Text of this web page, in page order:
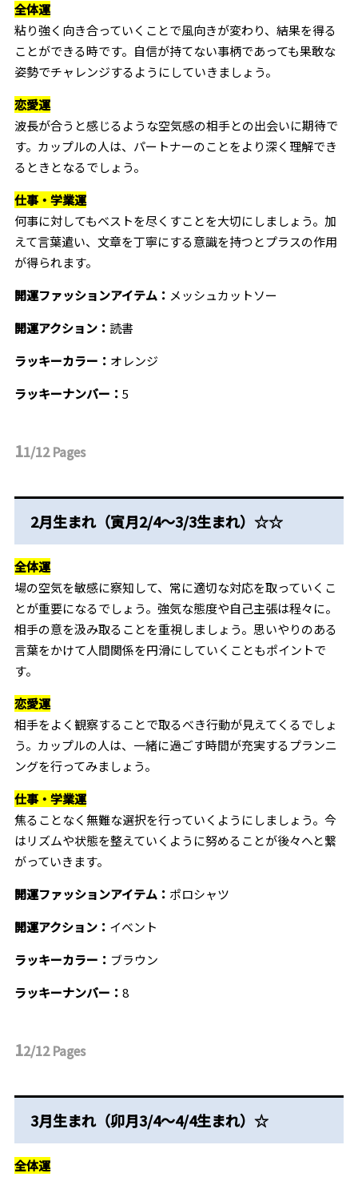
全体運
粘り強く向き合っていくことで風向きが変わり、結果を得る
ことができる時です。自信が持てない事柄であっても果敢な
姿勢でチャレンジするようにしていきましょう。
恋愛運
波長が合うと感じるような空気感の相手との出会いに期待で
す。カップルの人は、パートナーのことをより深く理解でき
るときとなるでしょう。
仕事・学業運
何事に対してもベストを尽くすことを大切にしましょう。加
えて言葉遣い、文章を丁寧にする意識を持つとプラスの作用
が得られます。
開運ファッションアイテム： メッシュカットソー
開運アクション： 読書
ラッキーカラー： オレンジ
ラッキーナンバー： 5
11/12Pages
2月生まれ（寅月2/4～3/3生まれ）☆☆
全体運
場の空気を敏感に察知して、常に適切な対応を取っていくこ
とが重要になるでしょう。強気な態度や自己主張は程々に。
相手の意を汲み取ることを重視しましょう。思いやりのある
言葉をかけて人間関係を円滑にしていくこともポイントで
す。
恋愛運
相手をよく観察することで取るべき行動が見えてくるでしょ
う。カップルの人は、一緒に過ごす時間が充実するプランニ
ングを行ってみましょう。
仕事・学業運
焦ることなく無難な選択を行っていくようにしましょう。今
はリズムや状態を整えていくように努めることが後々へと繋
がっていきます。
開運ファッションアイテム： ポロシャツ
開運アクション： イベント
ラッキーカラー： ブラウン
ラッキーナンバー： 8
12/12Pages
3月生まれ（卯月3/4～4/4生まれ）☆
全体運